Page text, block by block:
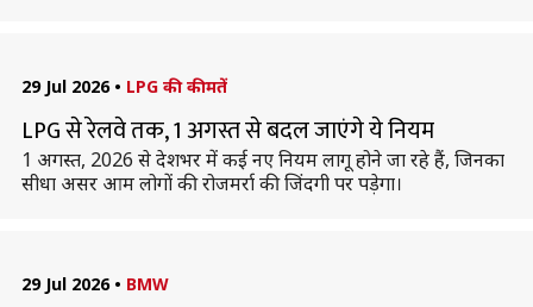
29 Jul 2026 • LPG की कीमतें
LPG से रेलवे तक, 1 अगस्त से बदल जाएंगे ये नियम
1 अगस्त, 2026 से देशभर में कई नए नियम लागू होने जा रहे हैं, जिनका
सीधा असर आम लोगों की रोजमर्रा की जिंदगी पर पड़ेगा।
29 Jul 2026 • BMW